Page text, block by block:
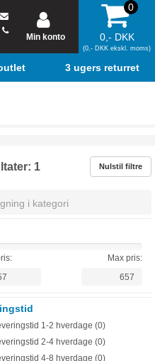
Min konto
0
0,- DKK
(0,- DKK ekskl. moms)
3 ugers returret
1 Nulstil filtre
Max pris:
1-2 hverdage (0)
2-4 hverdage (0)
4-8 hverdage (0)